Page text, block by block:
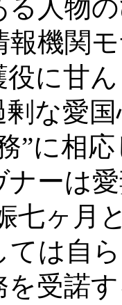
る人物
報機関
に甘
剰な愛
”に相
ーは
七ヶ月
ては自
を受諾